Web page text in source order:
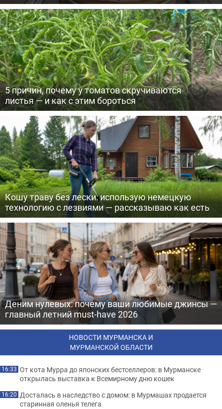
5 причин, почему у томатов скручиваются
листья — и как с этим бороться
Кошу траву без лески: использую немецкую
технологию с лезвиями — рассказываю как есть
Деним нулевых: почему ваши любимые джинсы —
главный летний must-have 2026
НОВОСТИ МУРМАНСКА И
МУРМАНСКОЙ ОБЛАСТИ
16:33 От кота Мурра до японских бестселлеров: в Мурманске
открылась выставка к Всемирному дню кошек
16:20 Досталась в наследство с домом: в Мурмашах продается
старинная оленья телега